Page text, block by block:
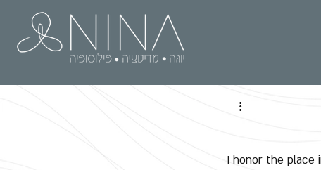
I honor the place